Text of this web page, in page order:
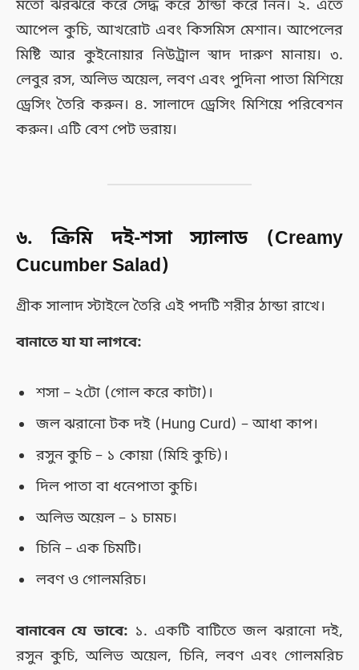
মতো ঝরঝরে করে সেদ্ধ করে ঠান্ডা করে নিন। ২. এতে
আপেল কুচি, আখরোট এবং কিসমিস মেশান। আপেলের
মিষ্টি আর কুইনোয়ার নিউট্রাল স্বাদ দারুণ মানায়। ৩.
লেবুর রস, অলিভ অয়েল, লবণ এবং পুদিনা পাতা মিশিয়ে
ড্রেসিং তৈরি করুন। ৪. সালাদে ড্রেসিং মিশিয়ে পরিবেশন
করুন। এটি বেশ পেট ভরায়।
৬. ক্রিমি দই-শসা স্যালাড (Creamy
Cucumber Salad)
গ্রীক সালাদ স্টাইলে তৈরি এই পদটি শরীর ঠান্ডা রাখে।
বানাতে যা যা লাগবে:
শসা – ২টো (গোল করে কাটা)।
জল ঝরানো টক দই (Hung Curd) – আধা কাপ।
রসুন কুচি – ১ কোয়া (মিহি কুচি)।
দিল পাতা বা ধনেপাতা কুচি।
অলিভ অয়েল – ১ চামচ।
চিনি – এক চিমটি।
লবণ ও গোলমরিচ।
বানাবেন যে ভাবে: ১. একটি বাটিতে জল ঝরানো দই,
রসুন কুচি, অলিভ অয়েল, চিনি, লবণ এবং গোলমরিচ